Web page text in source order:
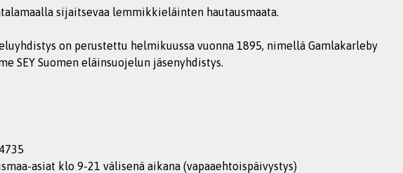
sijaitsevaa lemmikkieläinten hautausmaata.
on perustettu helmikuussa vuonna 1895, nimellä Gamlakarleby
SEY Suomen eläinsuojelun jäsenyhdistys.
asiat klo 9-21 välisenä aikana (vapaaehtoispäivystys)